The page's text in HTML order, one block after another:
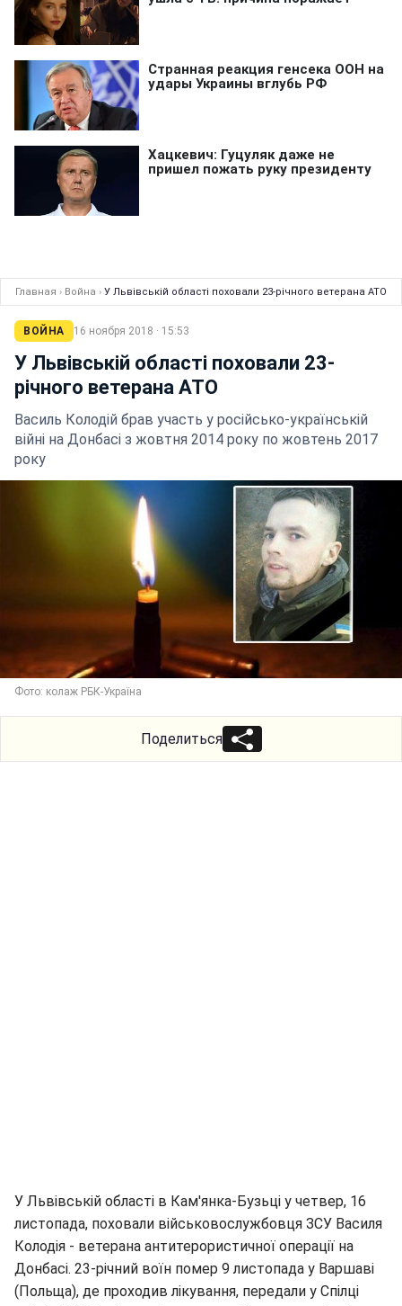
Главная › Война › У Львівській області поховали 23-річного ветерана АТО
ВОЙНА 16 ноября 2018 · 15:53
У Львівській області поховали 23-
річного ветерана АТО
Василь Колодій брав участь у російсько-українській
війні на Донбасі з жовтня 2014 року по жовтень 2017
року
Фото: колаж РБК-Україна
Поделиться
У Львівській області в Кам'янка-Бузьці у четвер, 16
листопада, поховали військовослужбовця ЗСУ Василя
Колодія - ветерана антитерористичної операції на
Донбасі. 23-річний воїн помер 9 листопада у Варшаві
(Польща), де проходив лікування, передали у Спілці